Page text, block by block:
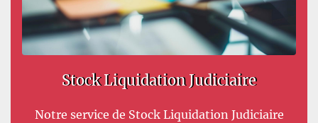
Stock Liquidation Judiciaire
Notre service de Stock Liquidation Judiciaire